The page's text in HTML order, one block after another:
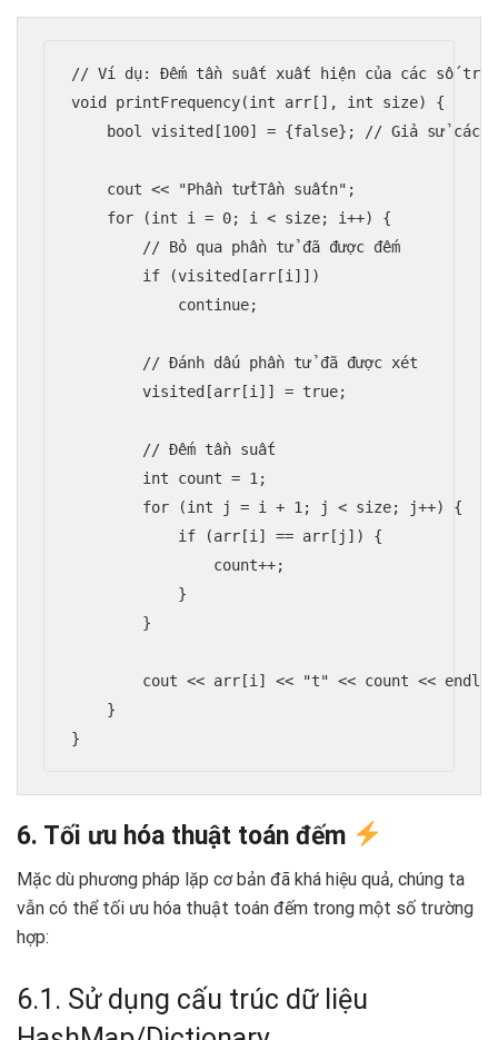
// Ví dụ: Đếm tần suất xuất hiện của các số
void printFrequency(int arr[], int size) {
bool visited[100] = {false}; // Giả sử các
    cout << "Phần tửtTần suấtn";
    for (int i = 0; i < size; i++) {
        // Bỏ qua phần tử đã được đếm
        if (visited[arr[i]])
            continue;
        // Đánh dấu phần tử đã được xét
        visited[arr[i]] = true;
        // Đếm tần suất
        int count = 1;
        for (int j = i + 1; j < size; j++) {
            if (arr[i] == arr[j]) {
                count++;
            }
        }
        cout << arr[i] << "t" << count << endl;
    }
}
6. Tối ưu hóa thuật toán đếm
Mặc dù phương pháp lặp cơ bản đã khá hiệu quả, chúng ta
vẫn có thể tối ưu hóa thuật toán đếm trong một số trường
hợp:
6.1. Sử dụng cấu trúc dữ liệu